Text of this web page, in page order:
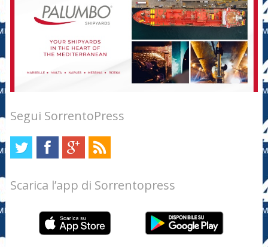
Segui SorrentoPress
Scarica l’app di Sorrentopress